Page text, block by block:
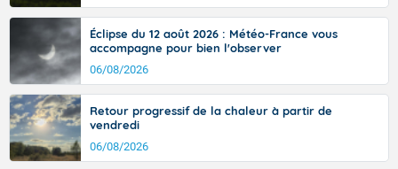
Éclipse du 12 août 2026 : Météo-France vous
accompagne pour bien l'observer
06/08/2026
Retour progressif de la chaleur à partir de
vendredi
06/08/2026